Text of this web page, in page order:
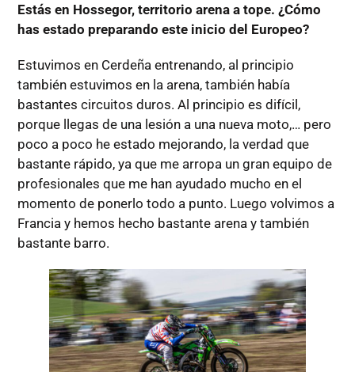
Estás en Hossegor, territorio arena a tope. ¿Cómo
has estado preparando este inicio del Europeo?
Estuvimos en Cerdeña entrenando, al principio
también estuvimos en la arena, también había
bastantes circuitos duros. Al principio es difícil,
porque llegas de una lesión a una nueva moto,… pero
poco a poco he estado mejorando, la verdad que
bastante rápido, ya que me arropa un gran equipo de
profesionales que me han ayudado mucho en el
momento de ponerlo todo a punto. Luego volvimos a
Francia y hemos hecho bastante arena y también
bastante barro.